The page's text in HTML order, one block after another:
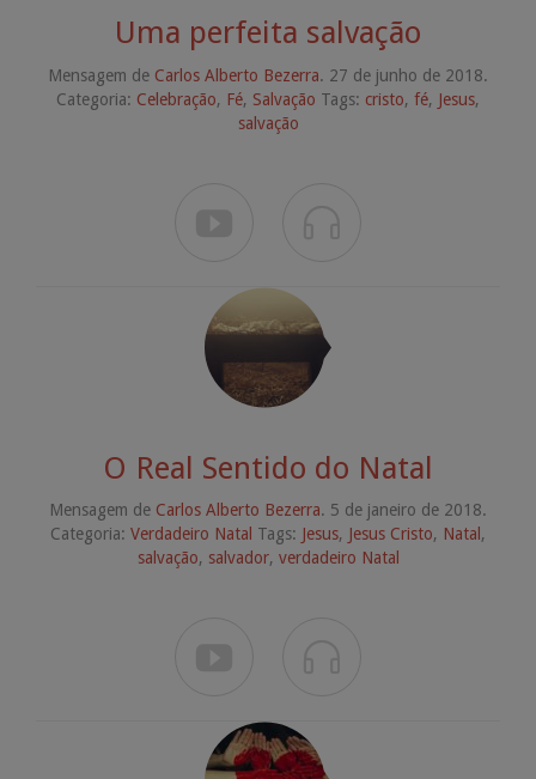
Uma perfeita salvação
Mensagem de Carlos Alberto Bezerra. 27 de junho de 2018.
Categoria: Celebração, Fé, Salvação Tags: cristo, fé, Jesus,
salvação
O Real Sentido do Natal
Mensagem de Carlos Alberto Bezerra. 5 de janeiro de 2018.
Categoria: Verdadeiro Natal Tags: Jesus, Jesus Cristo, Natal ,
salvação, salvador, verdadeiro Natal